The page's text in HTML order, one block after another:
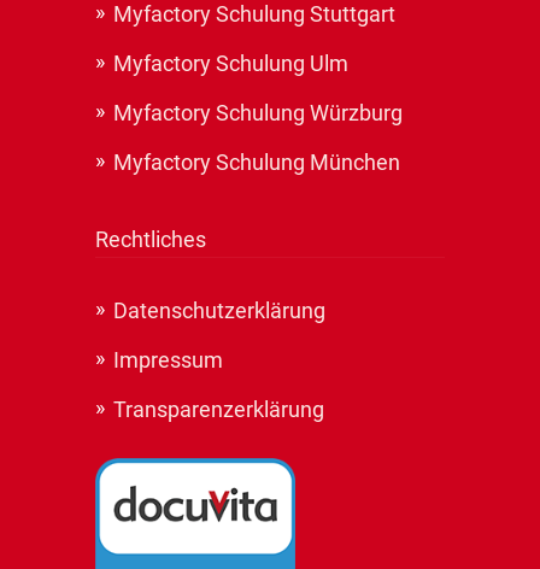
Myfactory Schulung Stuttgart
Myfactory Schulung Ulm
Myfactory Schulung Würzburg
Myfactory Schulung München
Rechtliches
Datenschutzerklärung
Impressum
Transparenzerklärung